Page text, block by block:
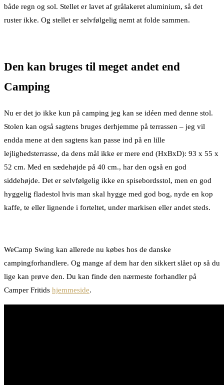
både regn og sol. Stellet er lavet af grålakeret aluminium, så det
ruster ikke. Og stellet er selvfølgelig nemt at folde sammen.
Den kan bruges til meget andet end
Camping
Nu er det jo ikke kun på camping jeg kan se idéen med denne stol.
Stolen kan også sagtens bruges derhjemme på terrassen – jeg vil
endda mene at den sagtens kan passe ind på en lille
lejlighedsterrasse, da dens mål ikke er mere end (HxBxD): 93 x 55 x
52 cm. Med en sædehøjde på 40 cm., har den også en god
siddehøjde. Det er selvfølgelig ikke en spisebordsstol, men en god
hyggelig fladestol hvis man skal hygge med god bog, nyde en kop
kaffe, te eller lignende i forteltet, under markisen eller andet steds.
WeCamp Swing kan allerede nu købes hos de danske
campingforhandlere. Og mange af dem har den sikkert slået op så du
lige kan prøve den. Du kan finde den nærmeste forhandler på
Camper Fritids hjemmeside.